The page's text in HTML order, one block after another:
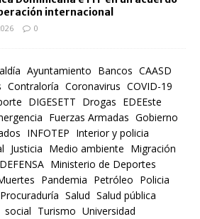
internacional
0
Ayuntamiento Bancos CAASD
Contraloría Coronavirus COVID-19
DIGESETT Drogas EDEEste
Fuerzas Armadas Gobierno
INFOTEP Interior y policia
Justicia Medio ambiente Migración
Ministerio de Deportes
Pandemia Petróleo Policia
Procuraduría Salud Salud pública
social Turismo Universidad